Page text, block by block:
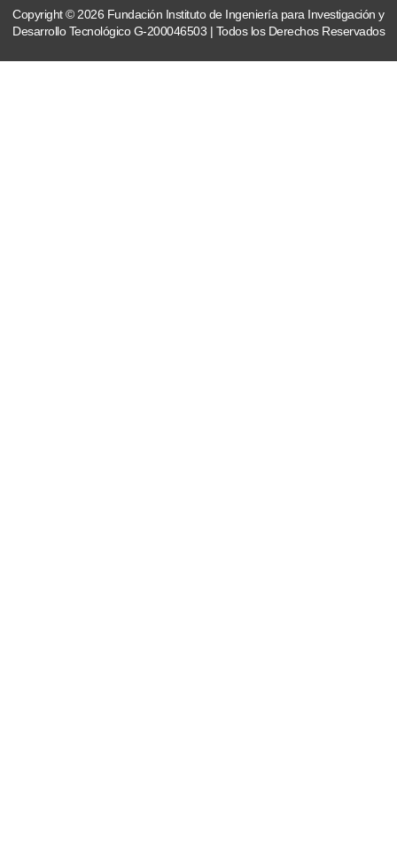
Copyright © 2026 Fundación Instituto de Ingeniería para Investigación y
Desarrollo Tecnológico G-200046503 | Todos los Derechos Reservados